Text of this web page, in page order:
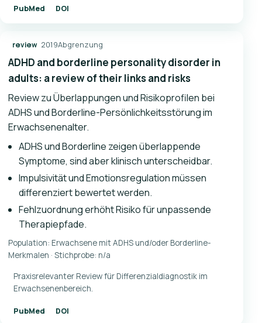
PubMed DOI
review 2019Abgrenzung
ADHD and borderline personality disorder in
adults: a review of their links and risks
Review zu Überlappungen und Risikoprofilen bei
ADHS und Borderline-Persönlichkeitsstörung im
Erwachsenenalter.
ADHS und Borderline zeigen überlappende
Symptome, sind aber klinisch unterscheidbar.
Impulsivität und Emotionsregulation müssen
differenziert bewertet werden.
Fehlzuordnung erhöht Risiko für unpassende
Therapiepfade.
Population: Erwachsene mit ADHS und/oder Borderline-
Merkmalen · Stichprobe: n/a
Praxisrelevanter Review für Differenzialdiagnostik im
Erwachsenenbereich.
PubMed DOI